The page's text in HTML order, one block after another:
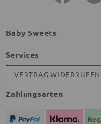
Baby Sweets
Services
VERTRAG WIDERRUFEN
Zahlungsarten